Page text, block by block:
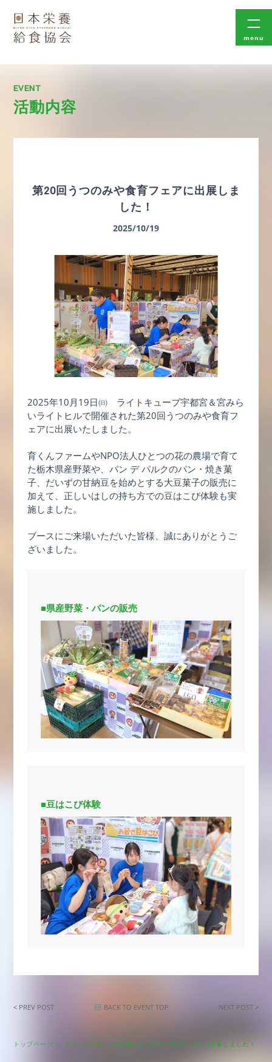
menu
EVENT
活動内容
第20回うつのみや食育フェアに出展しま
した！
2025/10/19
2025年10月19日㈰ ライトキューブ宇都宮＆宮みら
いライトヒルで開催された第20回うつのみや食育フ
ェアに出展いたしました。
育くんファームやNPO法人ひとつの花の農場で育て
た栃木県産野菜や、パン デ パルクのパン・焼き菓
子、だいずの甘納豆を始めとする大豆菓子の販売に
加えて、正しいはしの持ち方での豆はこび体験も実
施しました。
ブースにご来場いただいた皆様、誠にありがとうご
ざいました。
■県産野菜・パンの販売
■豆はこび体験
< PREV POST BACK TO EVENT TOP NEXT POST >
トップページ イベント活動 第20回うつのみや食育フェアに出展しました！